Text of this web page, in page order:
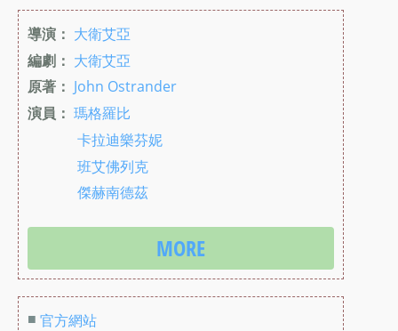
導演： 大衛艾亞
編劇： 大衛艾亞
原著： John Ostrander
演員： 瑪格羅比
卡拉迪樂芬妮
班艾佛列克
傑赫南德茲
MORE
■ 官方網站